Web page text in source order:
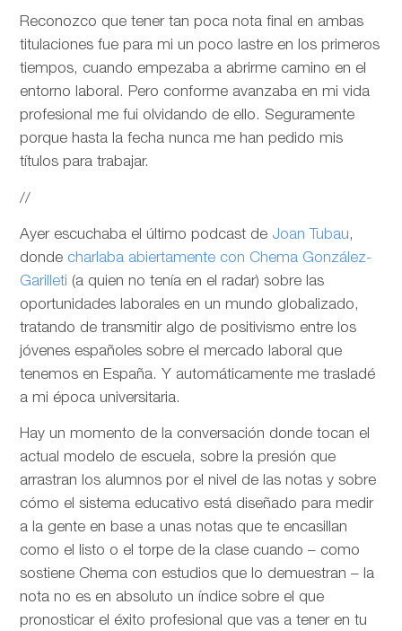
Reconozco que tener tan poca nota final en ambas
titulaciones fue para mi un poco lastre en los primeros
tiempos, cuando empezaba a abrirme camino en el
entorno laboral. Pero conforme avanzaba en mi vida
profesional me fui olvidando de ello. Seguramente
porque hasta la fecha nunca me han pedido mis
títulos para trabajar.
//
Ayer escuchaba el último podcast de Joan Tubau,
donde charlaba abiertamente con Chema González-
Garilleti (a quien no tenía en el radar) sobre las
oportunidades laborales en un mundo globalizado,
tratando de transmitir algo de positivismo entre los
jóvenes españoles sobre el mercado laboral que
tenemos en España. Y automáticamente me trasladé
a mi época universitaria.
Hay un momento de la conversación donde tocan el
actual modelo de escuela, sobre la presión que
arrastran los alumnos por el nivel de las notas y sobre
cómo el sistema educativo está diseñado para medir
a la gente en base a unas notas que te encasillan
como el listo o el torpe de la clase cuando – como
sostiene Chema con estudios que lo demuestran – la
nota no es en absoluto un índice sobre el que
pronosticar el éxito profesional que vas a tener en tu